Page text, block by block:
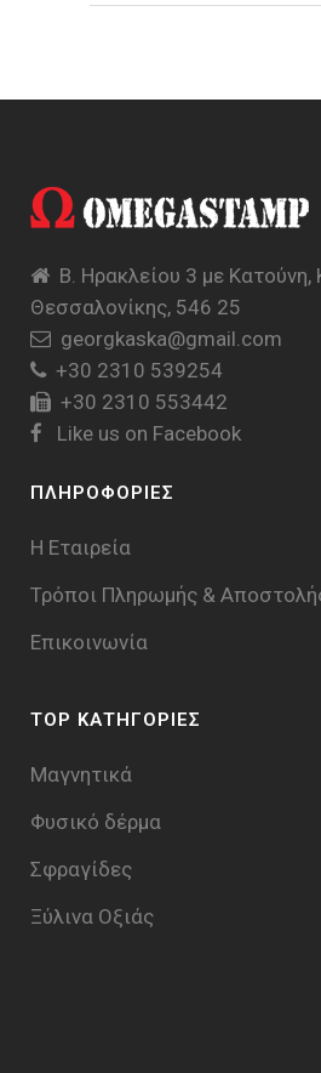
Β. Ηρακλείου 3 με Κατούνη,
Θεσσαλονίκης, 546 25
georgkaska@gmail.com
+30 2310 539254
+30 2310 553442
Like us on Facebook
ΠΛΗΡΟΦΟΡΙΕΣ
Η Εταιρεία
Τρόποι Πληρωμής &
Επικοινωνία
TOP ΚΑΤΗΓΟΡΙΕΣ
Μαγνητικά
Φυσικό δέρμα
Σφραγίδες
Ξύλινα Οξιάς